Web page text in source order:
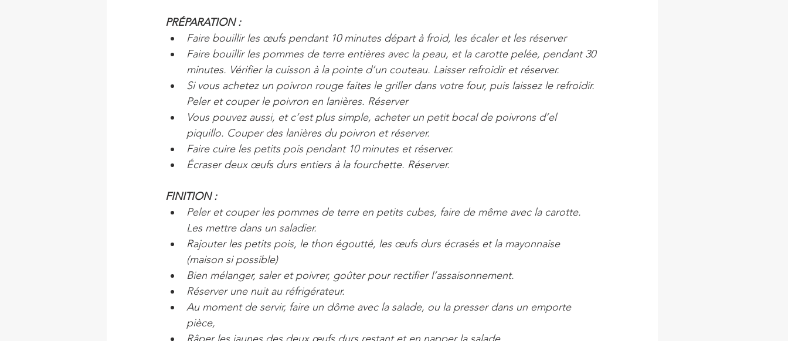
PRÉPARATION :
Faire bouillir les œufs pendant 10 minutes départ à froid, les écaler et les réserver
Faire bouillir les pommes de terre entières avec la peau, et la carotte pelée, pendant 30
minutes. Vérifier la cuisson à la pointe d’un couteau. Laisser refroidir et réserver.
Si vous achetez un poivron rouge faites le griller dans votre four, puis laissez le refroidir.
Peler et couper le poivron en lanières. Réserver
Vous pouvez aussi, et c’est plus simple, acheter un petit bocal de poivrons d’el
piquillo. Couper des lanières du poivron et réserver.
Faire cuire les petits pois pendant 10 minutes et réserver.
Écraser deux œufs durs entiers à la fourchette. Réserver.
FINITION :
Peler et couper les pommes de terre en petits cubes, faire de même avec la carotte.
Les mettre dans un saladier.
Rajouter les petits pois, le thon égoutté, les œufs durs écrasés et la mayonnaise
(maison si possible)
Bien mélanger, saler et poivrer, goûter pour rectifier l’assaisonnement.
Réserver une nuit au réfrigérateur.
Au moment de servir, faire un dôme avec la salade, ou la presser dans un emporte
pièce,